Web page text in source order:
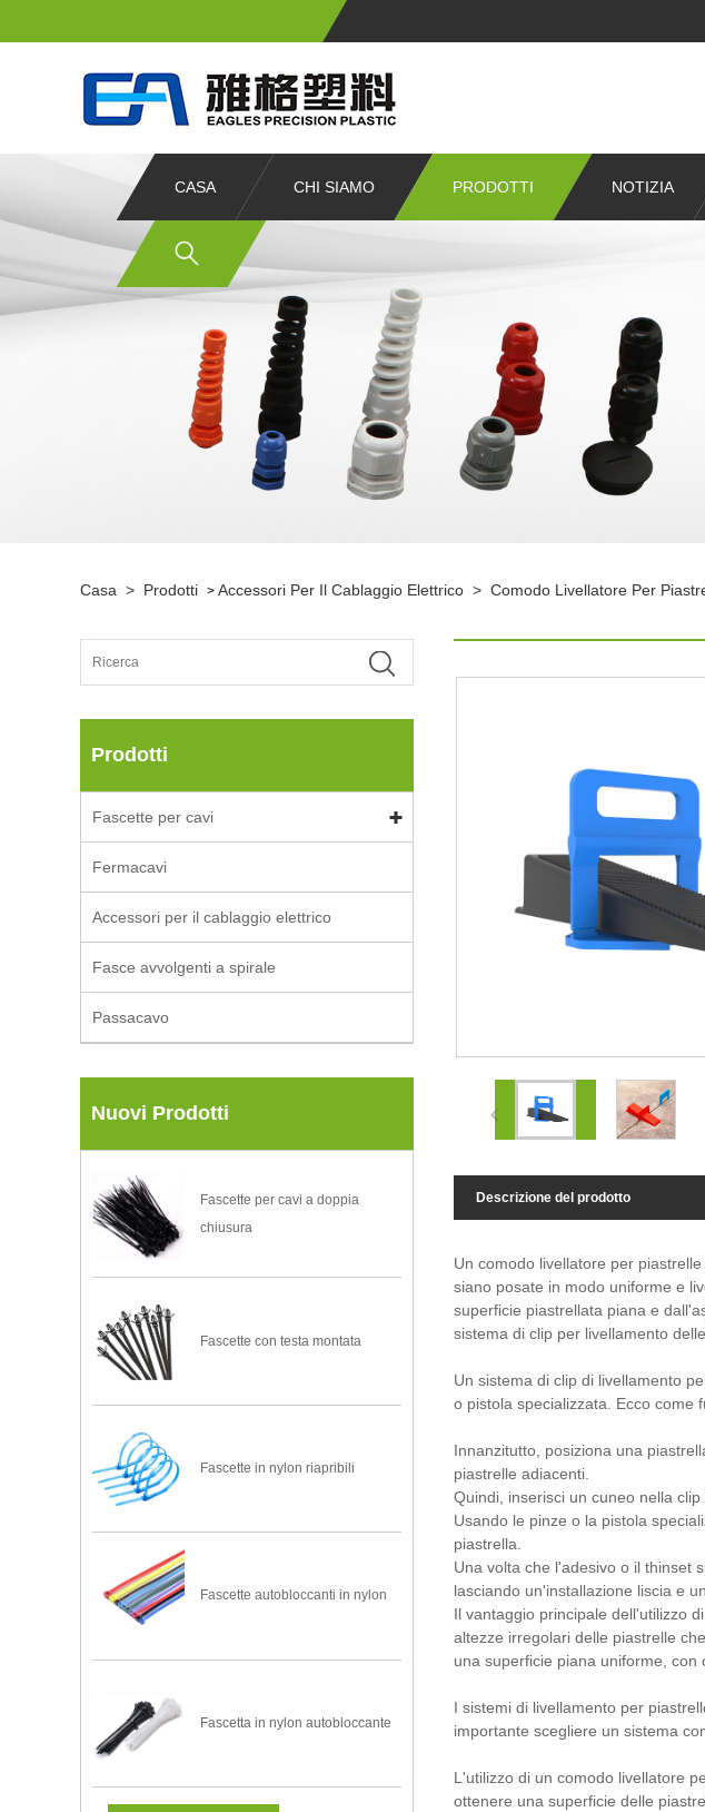
CASA CHI SIAMO PRODOTTI NOTIZIA
Casa > Prodotti > Accessori Per Il Cablaggio Elettrico > Comodo Livellatore Per
Prodotti
Fascette per cavi
Fermacavi
Accessori per il cablaggio elettrico
Fasce avvolgenti a spirale
Passacavo
Nuovi Prodotti
Fascette per cavi a doppia
chiusura
Fascette con testa montata
Fascette in nylon riapribili
Fascette autobloccanti in nylon
Fascetta in nylon autobloccante
Descrizione del prodotto
Un comodo livellatore per
siano posate in modo uniforme e
superficie piastrellata piana e
sistema di clip per livellamento
Un sistema di clip di livellamento
o pistola specializzata. Ecco come
Innanzitutto, posiziona una
piastrelle adiacenti.
Quindi, inserisci un cuneo nella
Usando le pinze o la pistola
piastrella.
Una volta che l'adesivo o il thinset
lasciando un'installazione liscia e
Il vantaggio principale dell'utilizzo
altezze irregolari delle piastrelle
una superficie piana uniforme, con
I sistemi di livellamento per
importante scegliere un sistema
L'utilizzo di un comodo livellatore
ottenere una superficie delle